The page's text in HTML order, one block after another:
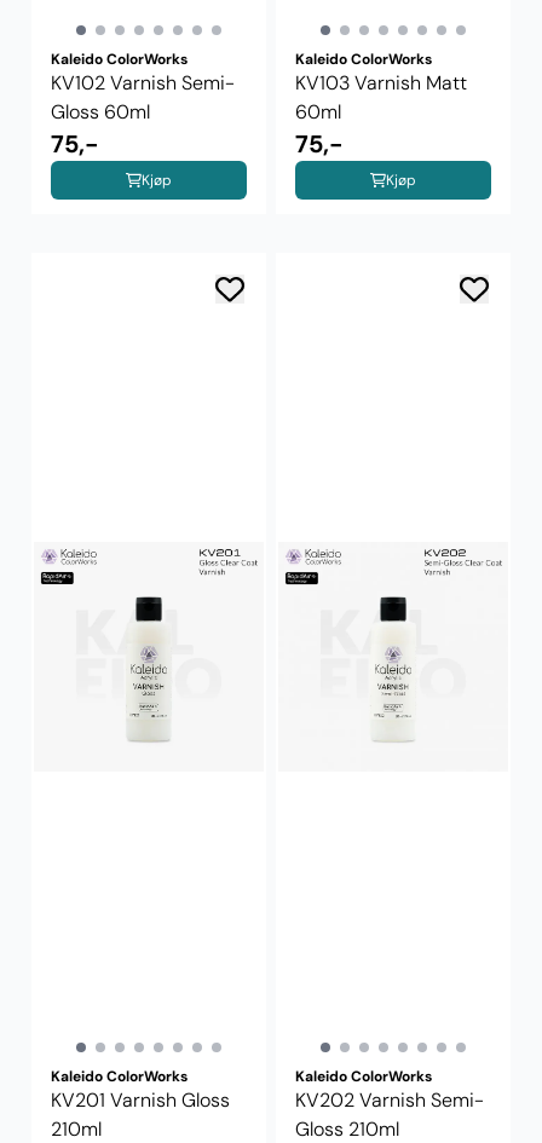
Kaleido ColorWorks
KV102 Varnish Semi-
Gloss 60ml
75,-
Kjøp
Kaleido ColorWorks
KV103 Varnish Matt
60ml
75,-
Kjøp
Kaleido ColorWorks
KV201 Varnish Gloss
210ml
Kaleido ColorWorks
KV202 Varnish Semi-
Gloss 210ml